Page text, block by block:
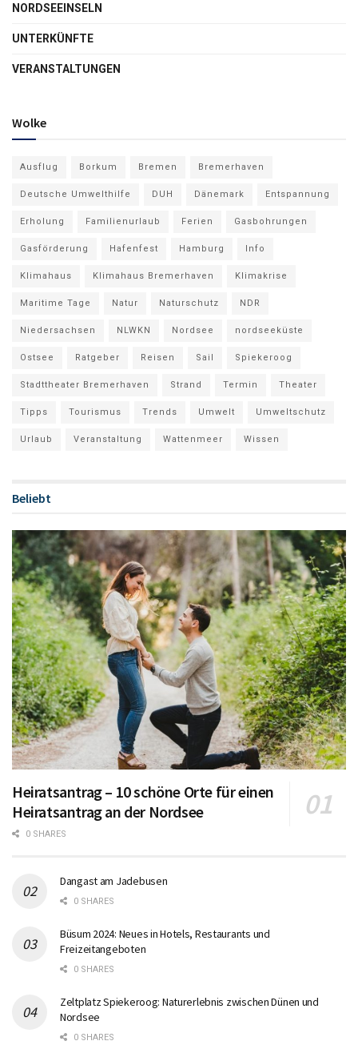
NORDSEEINSELN
UNTERKÜNFTE
VERANSTALTUNGEN
Wolke
Ausflug Borkum Bremen Bremerhaven
Deutsche Umwelthilfe DUH Dänemark Entspannung
Erholung Familienurlaub Ferien Gasbohrungen
Gasförderung Hafenfest Hamburg Info
Klimahaus Klimahaus Bremerhaven Klimakrise
Maritime Tage Natur Naturschutz NDR
Niedersachsen NLWKN Nordsee nordseeküste
Ostsee Ratgeber Reisen Sail Spiekeroog
Stadttheater Bremerhaven Strand Termin Theater
Tipps Tourismus Trends Umwelt Umweltschutz
Urlaub Veranstaltung Wattenmeer Wissen
Beliebt
Heiratsantrag – 10 schöne Orte für einen
Heiratsantrag an der Nordsee
0 SHARES
Dangast am Jadebusen
0 SHARES
Büsum 2024: Neues in Hotels, Restaurants und
Freizeitangeboten
0 SHARES
Zeltplatz Spiekeroog: Naturerlebnis zwischen Dünen und
Nordsee
0 SHARES